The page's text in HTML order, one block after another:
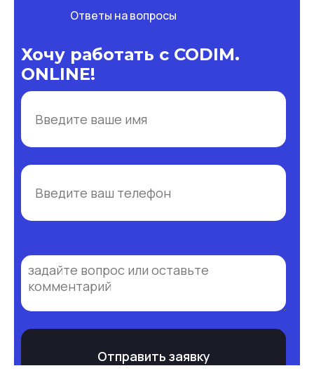
Ответы на вопросы
Хочу работать с CODIM.
ONLINE!
Отправить заявку